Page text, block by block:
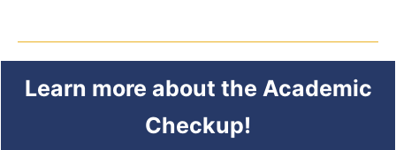
Learn more about the Academic
Checkup!